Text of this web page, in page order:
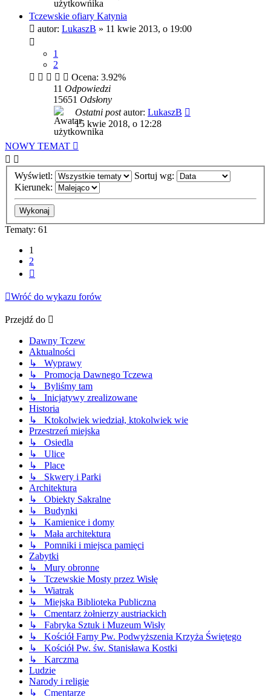
Tczewskie ofiary Katynia
autor: LukaszB » 11 kwie 2013, o 19:00
1
2
Ocena: 3.92%
11 Odpowiedzi
15651 Odsłony
Ostatni postautor: LukaszB
15 kwie 2018, o 12:28
NOWY TEMAT
Wyświetl:
Sortuj wg:
Kierunek:
Tematy: 61
1
2
Wróć do wykazu forów
Przejdź do
Dawny Tczew
Aktualności
↳ Wyprawy
↳ Promocja Dawnego Tczewa
↳ Byliśmy tam
↳ Inicjatywy zrealizowane
Historia
↳ Ktokolwiek wiedział, ktokolwiek wie
Przestrzeń miejska
↳ Osiedla
↳ Ulice
↳ Place
↳ Skwery i Parki
Architektura
↳ Obiekty Sakralne
↳ Budynki
↳ Kamienice i domy
↳ Mała architektura
↳ Pomniki i miejsca pamięci
Zabytki
↳ Mury obronne
↳ Tczewskie Mosty przez Wisłę
↳ Wiatrak
↳ Miejska Biblioteka Publiczna
↳ Cmentarz żołnierzy austriackich
↳ Fabryka Sztuk i Muzeum Wisły
↳ Kościół Farny Pw. Podwyższenia Krzyża Świętego
↳ Kościół Pw. św. Stanisława Kostki
↳ Karczma
Ludzie
Narody i religie
↳ Cmentarze